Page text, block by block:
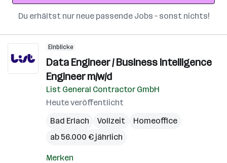
Du erhältst nur neue passende Jobs – sonst nichts!
Einblicke
Data Engineer / Business Intelligence
Engineer m/w/d
List General Contractor GmbH
Heute veröffentlicht
Bad Erlach
Vollzeit
Homeoffice
ab 56.000 € jährlich
Merken